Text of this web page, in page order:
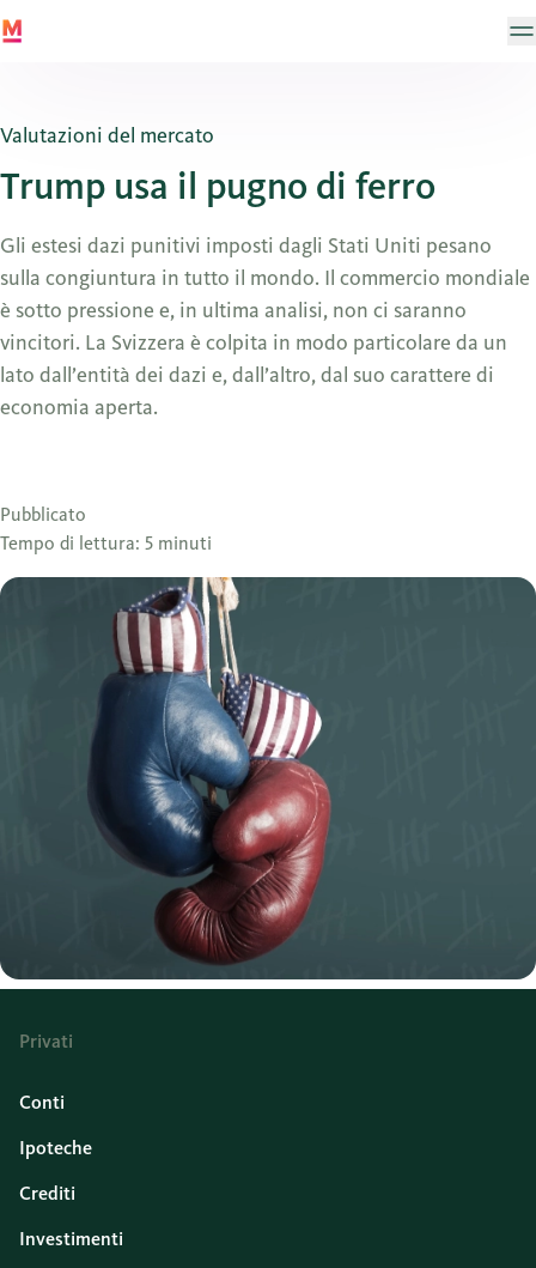
Valutazioni del mercato
Trump usa il pugno di ferro
Gli estesi dazi punitivi imposti dagli Stati Uniti pesano
sulla congiuntura in tutto il mondo. Il commercio mondiale
è sotto pressione e, in ultima analisi, non ci saranno
vincitori. La Svizzera è colpita in modo particolare da un
lato dall’entità dei dazi e, dall’altro, dal suo carattere di
economia aperta.
Pubblicato
Tempo di lettura: 5 minuti
Privati
Conti
Ipoteche
Crediti
Investimenti